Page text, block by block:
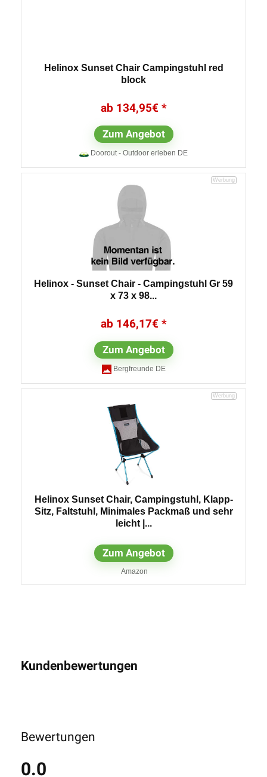
Helinox Sunset Chair Campingstuhl red
block
134,95€
Zum Angebot
Doorout - Outdoor erleben DE
Helinox - Sunset Chair - Campingstuhl Gr 59
x 73 x 98...
146,17€
Zum Angebot
Bergfreunde DE
Helinox Sunset Chair, Campingstuhl, Klapp-
Sitz, Faltstuhl, Minimales Packmaß und sehr
leicht |...
Zum Angebot
Amazon
Kundenbewertungen
Bewertungen
0.0